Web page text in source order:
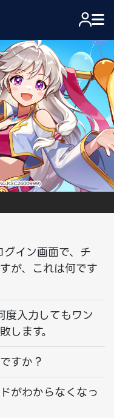
イン画面で、チ
が、これは何です
度入力してもワン
します。
すか？
がわからなくなっ